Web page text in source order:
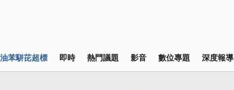
苯駢芘超標 即時 熱門議題 影音 數位專題 深度報導